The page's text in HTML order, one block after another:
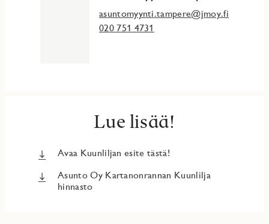
selvittää, mitä henkilötietoja JM Suomi Oy käsittelee ja
miten voit oikaista tietojasi tai peruuttaa suostumuksen.
asuntomyynti.tampere@jmoy.fi
020 751 4731
Lue lisää!
Avaa Kuunliljan esite tästä!
Asunto Oy Kartanonrannan Kuunlilja
hinnasto